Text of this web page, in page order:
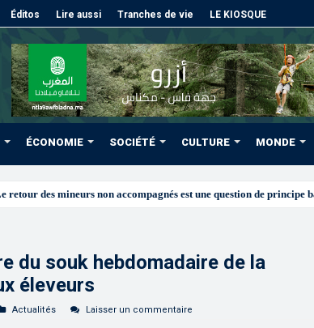
Éditos Lire aussi Tranches de vie LE KIOSQUE
ÉCONOMIE SOCIÉTÉ CULTURE MONDE
du souk hebdomadaire de la
éleveurs
Actualités Laisser un commentaire